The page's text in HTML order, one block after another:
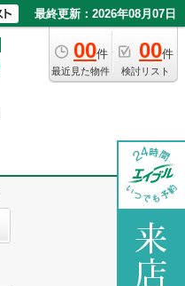
最終更新：2026年08月07日
00件
最近見た物件
00件
検討リスト